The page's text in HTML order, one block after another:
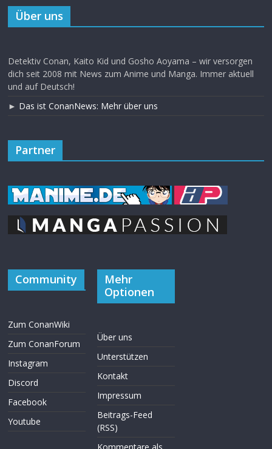
Über uns
Detektiv Conan, Kaito Kid und Gosho Aoyama – wir versorgen
dich seit 2008 mit News zum Anime und Manga. Immer aktuell
und auf Deutsch!
► Das ist ConanNews: Mehr über uns
Partner
Community
Zum ConanWiki
Zum ConanForum
Instagram
Discord
Facebook
Youtube
Mehr
Optionen
Über uns
Unterstützen
Kontakt
Impressum
Beitrags-Feed
(RSS)
Kommentare als